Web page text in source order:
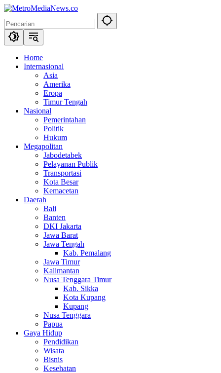
Langsung
konten
Home
Internasional
Asia
Amerika
Eropa
Timur Tengah
Nasional
Pemerintahan
Politik
Hukum
Megapolitan
Jabodetabek
Pelayanan Publik
Transportasi
Kota Besar
Kemacetan
Daerah
Bali
Banten
DKI Jakarta
Jawa Barat
Jawa Tengah
Kab. Pemalang
Jawa Timur
Kalimantan
Nusa Tenggara Timur
Kab. Sikka
Kota Kupang
Kupang
Nusa Tenggara
Papua
Gaya Hidup
Pendidikan
Wisata
Bisnis
Kesehatan